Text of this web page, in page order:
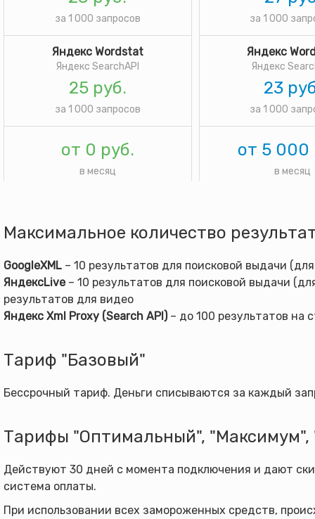
за 1 000 запросов
Яндекс Wordstat
Яндекс SearchAPI
25 руб.
за 1 000 запросов
от 0 руб.
в месяц
за 1 000
Яндекс
Яндекс
23
за 1 000
от 5 000
в месяц
Максимальное количество
GoogleXML – 10 результатов для поисковой выдачи
ЯндексLive– 10 результатов для поисковой выдачи
результатов для видео
Яндекс Xml Proxy (Search API)– до 100 результатов на
Тариф "Базовый"
Бессрочный тариф. Деньги списываются за каждый
Тарифы "Оптимальный",
Действуют 30 дней с момента подключения и дают
система оплаты.
При использовании всех замороженных средств,